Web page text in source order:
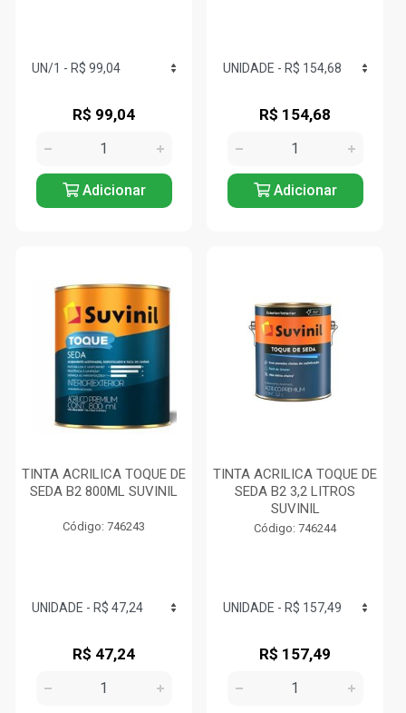
R$ 99,04
Adicionar
R$ 154,68
Adicionar
TINTA ACRILICA TOQUE DE
SEDA B2 800ML SUVINIL
Código: 746243
R$ 47,24
TINTA ACRILICA TOQUE DE
SEDA B2 3,2 LITROS
SUVINIL
Código: 746244
R$ 157,49